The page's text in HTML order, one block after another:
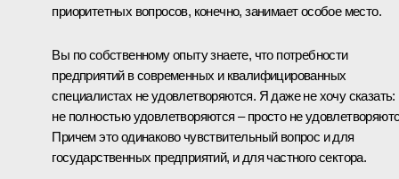
приоритетных вопросов, конечно, занимает особое место.
Вы по собственному опыту знаете, что потребности
предприятий в современных и квалифицированных
специалистах не удовлетворяются. Я даже не хочу сказать:
не полностью удовлетворяются – просто не
Причем это одинаково чувствительный вопрос и для
государственных предприятий, и для частного сектора.